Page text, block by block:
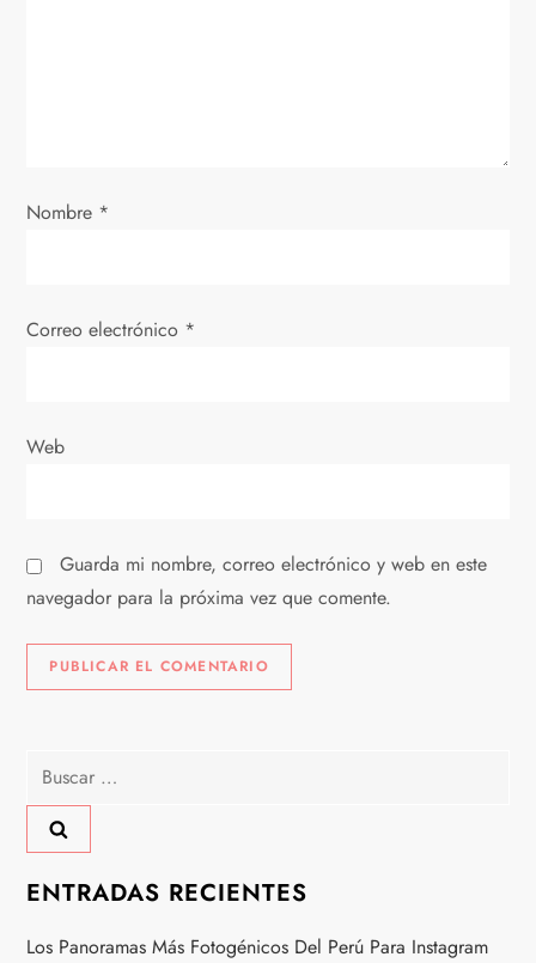
e
t
a
a
s
Nombre *
Correo electrónico *
Web
Guarda mi nombre, correo electrónico y web en este
navegador para la próxima vez que comente.
Buscar:
ENTRADAS RECIENTES
Los Panoramas Más Fotogénicos Del Perú Para Instagram